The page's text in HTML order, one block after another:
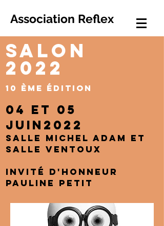
Association Reflex
SALON
2022
10 ÈME ÉDITION
04 et 05
JUIN2022
Salle michel ADAM et
Salle ventoux
Invité d'honneur
Pauline PETIT